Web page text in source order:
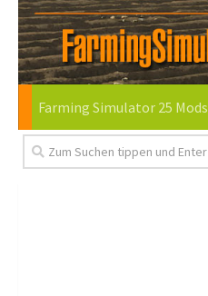
Farming Simulator 25 Mods